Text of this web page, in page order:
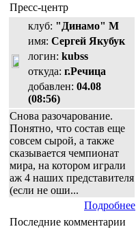
Пресс-центр
клуб: "Динамо" М
имя: Сергей Якубук
логин: kubss
откуда: г.Речица
добавлен: 04.08
(08:56)
Снова разочарование.
Понятно, что состав еще
совсем сырой, а также
сказывается чемпионат
мира, на котором играли
аж 4 наших представителя
(если не оши...
Подробнее
Последние комментарии